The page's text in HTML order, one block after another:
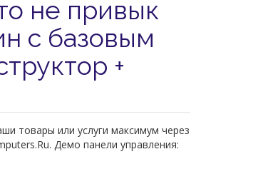
не привык
c базовым
+
товары или услуги максимум через
Демо панели управления: